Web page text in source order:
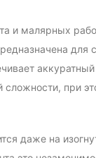
и малярных
для
сложности, при
даже на